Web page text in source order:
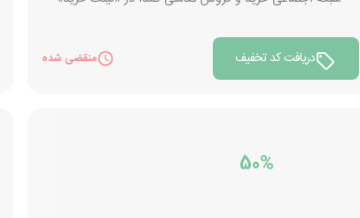
دریافت کد تخفیف منقضی شده
50%